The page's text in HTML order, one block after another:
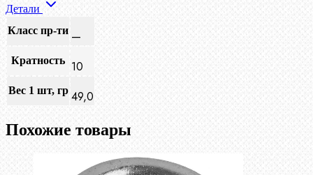
Детали
Класс пр-ти —
Кратность 10
Вес 1 шт, гр 49,0
Похожие товары